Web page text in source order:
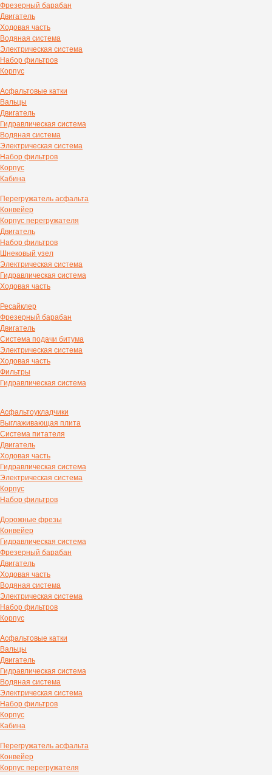
Фрезерный барабан
Двигатель
Ходовая часть
Водяная система
Электрическая система
Набор фильтров
Корпус
Асфальтовые катки
Вальцы
Двигатель
Гидравлическая система
Водяная система
Электрическая система
Набор фильтров
Корпус
Кабина
Перегружатель асфальта
Конвейер
Корпус перегружателя
Двигатель
Набор фильтров
Шнековый узел
Электрическая система
Гидравлическая система
Ходовая часть
Ресайклер
Фрезерный барабан
Двигатель
Система подачи битума
Электрическая система
Ходовая часть
Фильтры
Гидравлическая система
Асфальтоукладчики
Выглаживающая плита
Система питателя
Двигатель
Ходовая часть
Гидравлическая система
Электрическая система
Корпус
Набор фильтров
Дорожные фрезы
Конвейер
Гидравлическая система
Фрезерный барабан
Двигатель
Ходовая часть
Водяная система
Электрическая система
Набор фильтров
Корпус
Асфальтовые катки
Вальцы
Двигатель
Гидравлическая система
Водяная система
Электрическая система
Набор фильтров
Корпус
Кабина
Перегружатель асфальта
Конвейер
Корпус перегружателя